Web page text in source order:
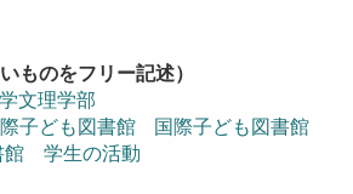
ものをフリー記述）
文理学部
子ども図書館
国際子ども図書館
館 学生の活動